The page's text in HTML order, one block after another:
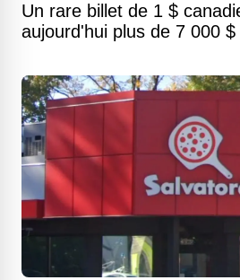
Un rare billet de 1 $
aujourd'hui plus de 7 000 $